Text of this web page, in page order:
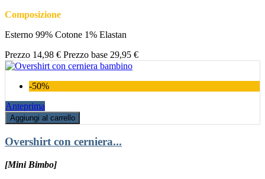
Composizione
Esterno 99% Cotone 1% Elastan
Prezzo 14,98 € Prezzo base 29,95 €
-50%
Anteprima
Aggiungi al carrello
Overshirt con cerniera...
[Mini Bimbo]